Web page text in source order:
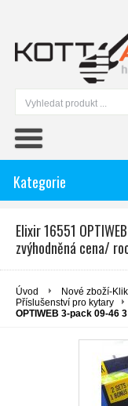
Kategorie
Elixir 16551
zvýhodněná cena/
Úvod Nové zboží-
Příslušenství pro kytary
OPTIWEB 3-pack 09-46